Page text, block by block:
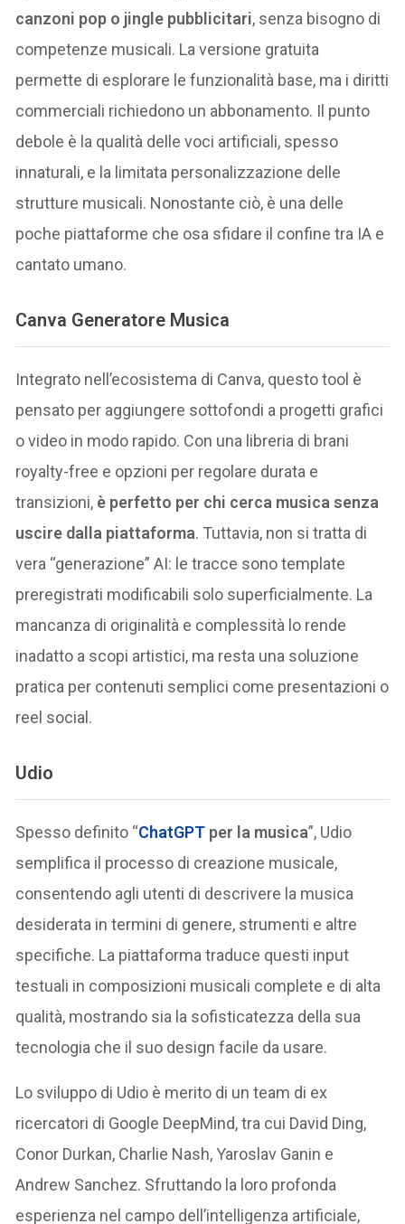
canzoni pop o jingle pubblicitari, senza bisogno di
competenze musicali. La versione gratuita
permette di esplorare le funzionalità base, ma i diritti
commerciali richiedono un abbonamento. Il punto
debole è la qualità delle voci artificiali, spesso
innaturali, e la limitata personalizzazione delle
strutture musicali. Nonostante ciò, è una delle
poche piattaforme che osa sfidare il confine tra IA e
cantato umano.
Canva Generatore Musica
Integrato nell’ecosistema di Canva, questo tool è
pensato per aggiungere sottofondi a progetti grafici
o video in modo rapido. Con una libreria di brani
royalty-free e opzioni per regolare durata e
transizioni, è perfetto per chi cerca musica senza
uscire dalla piattaforma. Tuttavia, non si tratta di
vera “generazione” AI: le tracce sono template
preregistrati modificabili solo superficialmente. La
mancanza di originalità e complessità lo rende
inadatto a scopi artistici, ma resta una soluzione
pratica per contenuti semplici come presentazioni o
reel social.
Udio
Spesso definito “ChatGPT per la musica”, Udio
semplifica il processo di creazione musicale,
consentendo agli utenti di descrivere la musica
desiderata in termini di genere, strumenti e altre
specifiche. La piattaforma traduce questi input
testuali in composizioni musicali complete e di alta
qualità, mostrando sia la sofisticatezza della sua
tecnologia che il suo design facile da usare.
Lo sviluppo di Udio è merito di un team di ex
ricercatori di Google DeepMind, tra cui David Ding,
Conor Durkan, Charlie Nash, Yaroslav Ganin e
Andrew Sanchez. Sfruttando la loro profonda
esperienza nel campo dell’intelligenza artificiale,